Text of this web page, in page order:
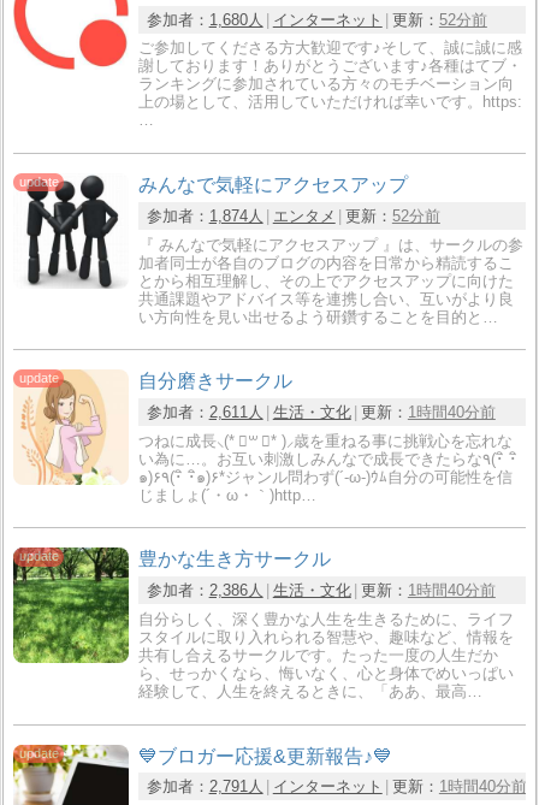
参加者： 1,680人 インターネット 更新： 52分前
ご参加してくださる方大歓迎です♪そして、誠に誠に感
謝しております！ありがとうございます♪各種はてブ・
ランキングに参加されている方々のモチベーション向
上の場として、活用していただければ幸いです。https:
…
みんなで気軽にアクセスアップ
参加者： 1,874人 エンタメ 更新： 52分前
『 みんなで気軽にアクセスアップ 』は、サークルの参
加者同士が各自のブログの内容を日常から精読するこ
とから相互理解し、その上でアクセスアップに向けた
共通課題やアドバイス等を連携し合い、互いがより良
い方向性を見い出せるよう研鑽することを目的と…
自分磨きサークル
参加者： 2,611人 生活・文化 更新： 1時間40分前
つねに成長⸜(* ॑꒳ ॑* )⸝歳を重ねる事に挑戦心を忘れな
い為に…。お互い刺激しみんなで成長できたらな٩(･ิ ･ิ
๑)۶٩(･ิ ･ิ๑)۶*ジャンル問わず(´-ω-)ｳﾑ自分の可能性を信
じましょ(´・ω・｀)http…
豊かな生き方サークル
参加者： 2,386人 生活・文化 更新： 1時間40分前
自分らしく、深く豊かな人生を生きるために、ライフ
スタイルに取り入れられる智慧や、趣味など、情報を
共有し合えるサークルです。たった一度の人生だか
ら、せっかくなら、悔いなく、心と身体でめいっぱい
経験して、人生を終えるときに、「ああ、最高…
💙ブロガー応援&更新報告♪💙
参加者： 2,791人 インターネット 更新： 1時間40分前